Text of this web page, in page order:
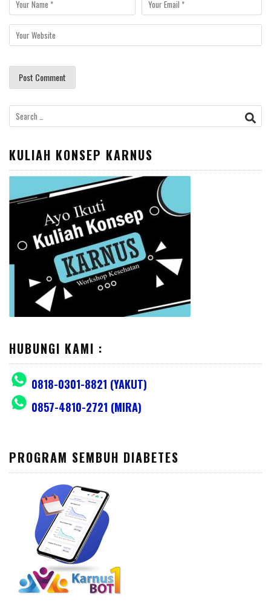
Search
for:
KULIAH KONSEP KARNUS
HUBUNGI KAMI :
0818-0301-8821 (YAKUT)
0857-4810-2721 (MIRA)
PROGRAM SEMBUH DIABETES